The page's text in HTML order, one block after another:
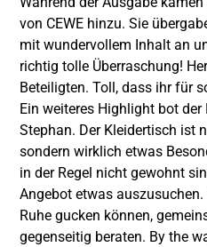
von CEWE hinzu. Sie
mit wundervollem Inhalt an
richtig tolle Überraschung!
Beteiligten. Toll, dass ihr für
Ein weiteres Highlight bot
Stephan. Der Kleidertisch ist
sondern wirklich etwas
in der Regel nicht gewohnt
Angebot etwas
Ruhe gucken können,
gegenseitig beraten. By the